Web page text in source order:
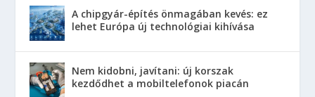
A chipgyár-építés önmagában kevés: ez
lehet Európa új technológiai kihívása
Nem kidobni, javítani: új korszak
kezdődhet a mobiltelefonok piacán